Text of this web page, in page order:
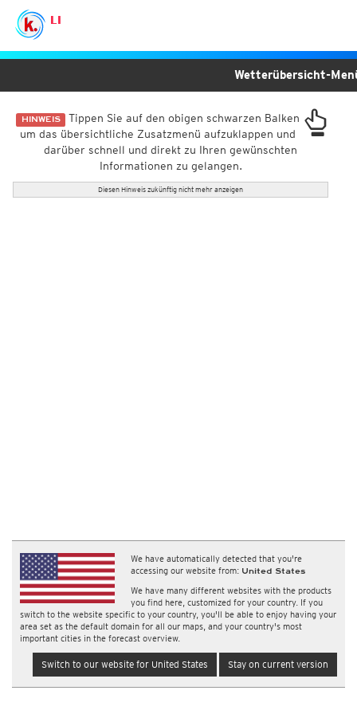
LI
HINWEIS Tippen Sie auf den obigen schwarzen Balken
um das übersichtliche Zusatzmenü aufzuklappen und
darüber schnell und direkt zu Ihren gewünschten
Informationen zu gelangen.
Diesen Hinweis zukünftig nicht mehr anzeigen
We have automatically detected that you're
accessing our website from: United States
We have many different websites with the products
you find here, customized for your country. If you
switch to the website specific to your country, you'll be able to enjoy having your
area set as the default domain for all our maps, and your country's most
important cities in the forecast overview.
Switch to our website for United States Stay on current version
Wetterübersicht-